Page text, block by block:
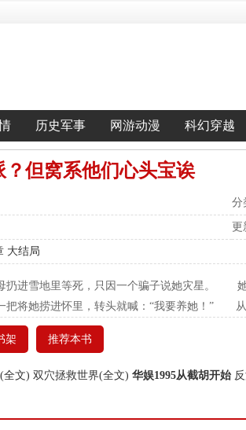
历史军事 网游动漫 科幻穿越
但窝系他们心头宝诶
分
更
大结局
扔进雪地里等死，只因一个骗子说她灾星。
把将她捞进怀里，转头就喊：“我要养她！”
架 推荐本书
全文) 双穴拯救世界(全文) 华娱1995从截胡开始